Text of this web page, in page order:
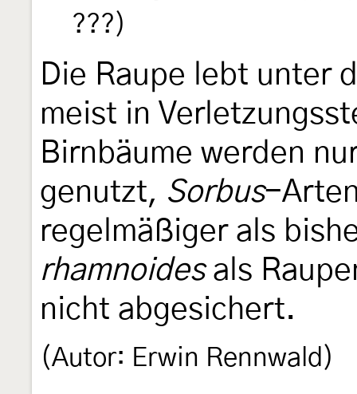
???)
Die Raupe lebt unter
meist in
Birnbäume werden
genutzt, Sorbus-
regelmäßiger als
rhamnoidesals
nicht abgesichert.
(Autor: Erwin Rennwald)